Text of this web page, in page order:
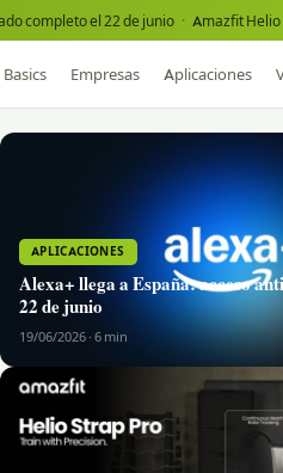
completo el 22 de junio · Amazfit Helio
Basics Empresas Aplicaciones
APLICACIONES
Alexa+ llega a España: acceso
22 de junio
19/06/2026 · 6 min